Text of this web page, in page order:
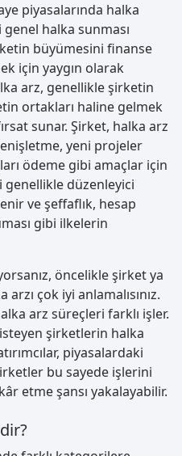
piyasalarında halka
genel halka sunması
büyümesini finanse
için yaygın olarak
arz, genellikle şirketin
ortakları haline gelmek
sunar. Şirket, halka arz
yeni projeler
ödeme gibi amaçlar için
genellikle düzenleyici
ve şeffaflık, hesap
gibi ilkelerin
öncelikle şirket ya
arzı çok iyi anlamalısınız.
arz süreçleri farklı işler.
şirketlerin halka
piyasalardaki
bu sayede işlerini
etme şansı yakalayabilir.